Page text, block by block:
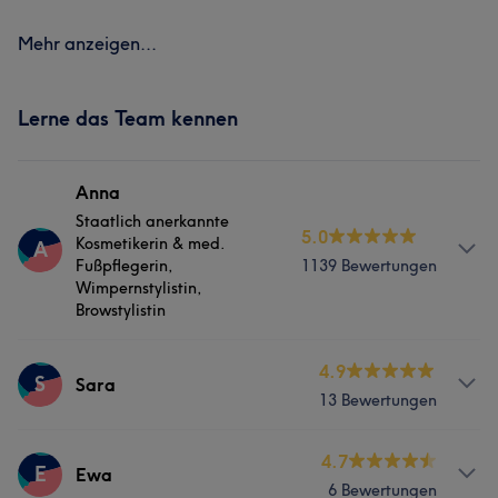
Mehr anzeigen...
Lerne das Team kennen
A
Anna
Staatlich anerkannte
Kosmetikerin & med.
Fußpflegerin,
Wimpernstylistin,
Browstylistin
5.0
1139 Bewertungen
Info
Wenn du nach einer professionellen Gesichtsbehandlung
hinaus ist sie eine leidenschaftliche Waxing-Spezialistin
und ein echter Profi für Wimpernverlängerungen.
S Sara
4.9
13 Bewertungen
Services
E Ewa
4.7
6 Bewertungen